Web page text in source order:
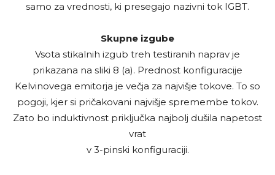
samo za vrednosti, ki presegajo nazivni tok IGBT.
Skupne izgube
Vsota stikalnih izgub treh testiranih naprav je
prikazana na sliki 8 (a). Prednost konfiguracije
Kelvinovega emitorja je večja za najvišje tokove. To so
pogoji, kjer si pričakovani najvišje spremembe tokov.
Zato bo induktivnost priključka najbolj dušila napetost
vrat
v 3-pinski konfiguraciji.